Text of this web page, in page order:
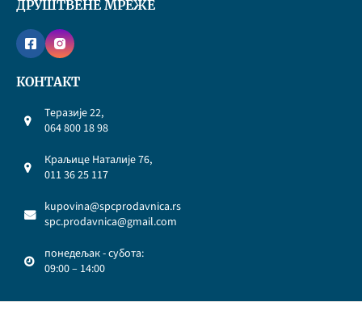
ДРУШТВЕНЕ МРЕЖЕ
КОНТАКТ
Теразије 22,
064 800 18 98
Краљице Наталије 76,
011 36 25 117
kupovina@spcprodavnica.rs
spc.prodavnica@gmail.com
понедељак - субота:
09:00 – 14:00